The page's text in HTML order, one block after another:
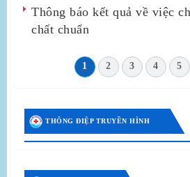
Thông báo kết quả về việc
chất chuẩn
1 2 3 4 5
THÔNG ĐIỆP TRUYỀN HÌNH